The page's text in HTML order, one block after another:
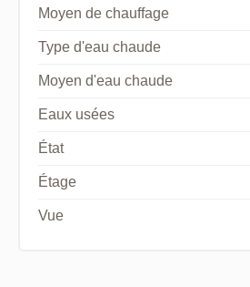
Moyen de chauffage
Type d'eau chaude
Moyen d'eau chaude
Eaux usées
État
Étage
Vue